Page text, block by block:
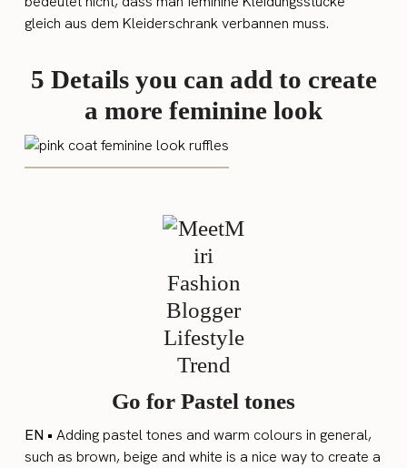
gleich aus dem Kleiderschrank verbannen muss.
5 Details you can add to create
a more feminine look
Go for Pastel tones
EN •Adding pastel tones and warm colours in general,
such as brown, beige and white is a nice way to create a